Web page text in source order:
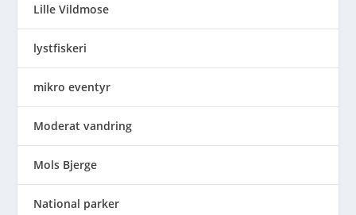
Lille Vildmose
lystfiskeri
mikro eventyr
Moderat vandring
Mols Bjerge
National parker